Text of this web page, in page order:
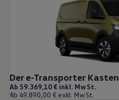
Der e-Transporter Kasten
Ab 59.369,10 € inkl. MwSt.
Ab 49.890,00 € exkl. MwSt.